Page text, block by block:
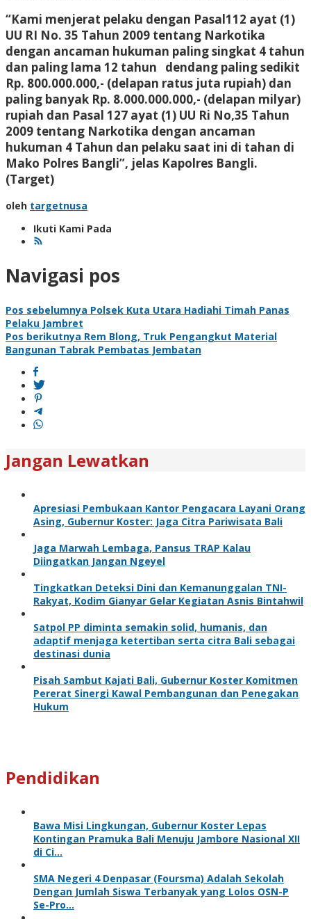
“Kami menjerat pelaku dengan Pasal112 ayat (1)
UU RI No. 35 Tahun 2009 tentang Narkotika
dengan ancaman hukuman paling singkat 4 tahun
dan paling lama 12 tahun dendang paling sedikit
Rp. 800.000.000,- (delapan ratus juta rupiah) dan
paling banyak Rp. 8.000.000.000,- (delapan milyar)
rupiah dan Pasal 127 ayat (1) UU Ri No,35 Tahun
2009 tentang Narkotika dengan ancaman
hukuman 4 Tahun dan pelaku saat ini di tahan di
Mako Polres Bangli”, jelas Kapolres Bangli.
(Target)
oleh targetnusa
Ikuti Kami Pada
Navigasi pos
Pos sebelumnya Polsek Kuta Utara Hadiahi Timah Panas
Pelaku Jambret
Pos berikutnya Rem Blong, Truk Pengangkut Material
Bangunan Tabrak Pembatas Jembatan
Jangan Lewatkan
Apresiasi Pembukaan Kantor Pengacara Layani Orang
Asing, Gubernur Koster: Jaga Citra Pariwisata Bali
Jaga Marwah Lembaga, Pansus TRAP Kalau
Diingatkan Jangan Ngeyel
Tingkatkan Deteksi Dini dan Kemanunggalan TNI-
Rakyat, Kodim Gianyar Gelar Kegiatan Asnis Bintahwil
Satpol PP diminta semakin solid, humanis, dan
adaptif menjaga ketertiban serta citra Bali sebagai
destinasi dunia
Pisah Sambut Kajati Bali, Gubernur Koster Komitmen
Pererat Sinergi Kawal Pembangunan dan Penegakan
Hukum
Pendidikan
Bawa Misi Lingkungan, Gubernur Koster Lepas
Kontingan Pramuka Bali Menuju Jambore Nasional XII
di Ci…
SMA Negeri 4 Denpasar (Foursma) Adalah Sekolah
Dengan Jumlah Siswa Terbanyak yang Lolos OSN-P
Se-Pro…